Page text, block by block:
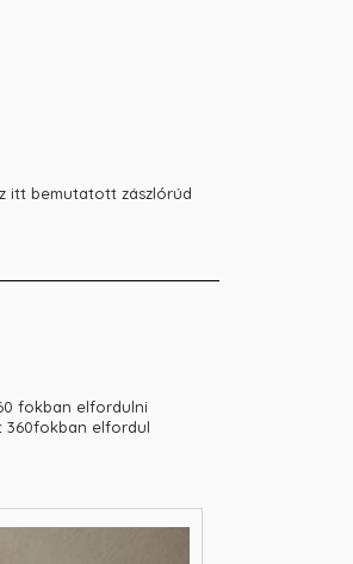
itt bemutatott zászlórúd
fokban elfordulni
360fokban elfordul